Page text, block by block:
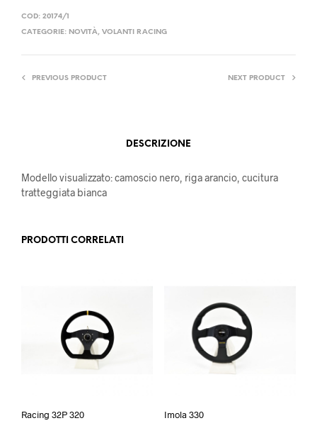
COD: 20174/1
CATEGORIE: NOVITÀ, VOLANTI RACING
PREVIOUS PRODUCT NEXT PRODUCT
DESCRIZIONE
Modello visualizzato: camoscio nero, riga arancio, cucitura
tratteggiata bianca
PRODOTTI CORRELATI
Racing 32P 320 Imola 330